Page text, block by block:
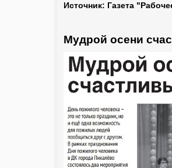
Источник: Газета
Мудрой осени